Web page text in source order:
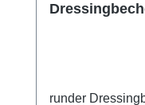
runder